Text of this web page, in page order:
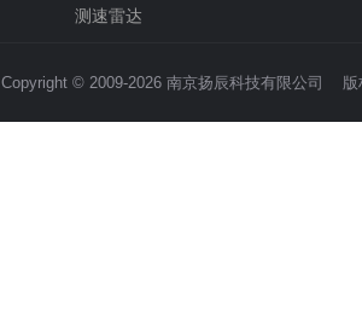
测速雷达
Copyright © 2009-2026 南京扬辰科技有限公司 版